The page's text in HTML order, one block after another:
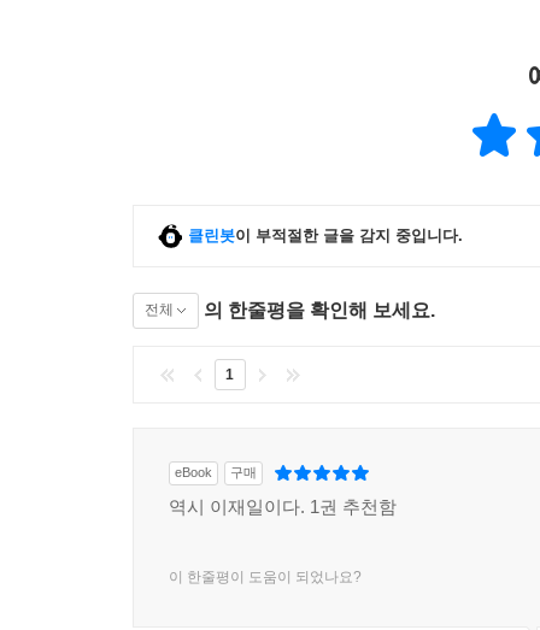
클린봇이 부적절한 글을 감지 중입니다.
전체 의 한줄평을 확인해 보세요.
1
eBook 구매
역시 이재일이다. 1권 추천함
이 한줄평이 도움이 되었나요?